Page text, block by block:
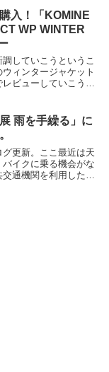
ちらもご視聴いただ
入！「KOMINE
WP WINTER
していこうというこ
ィンタージャケット
ビューしていこうと
間取ったので、その経
雨を手繰る」に
グ更新。ここ最近は天
イクに乗る機会がな
通機関を利用した移